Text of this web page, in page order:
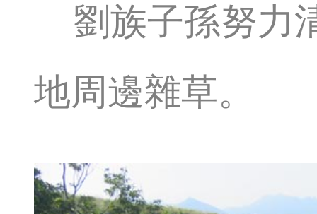
劉族子孫努力
地周邊雜草。